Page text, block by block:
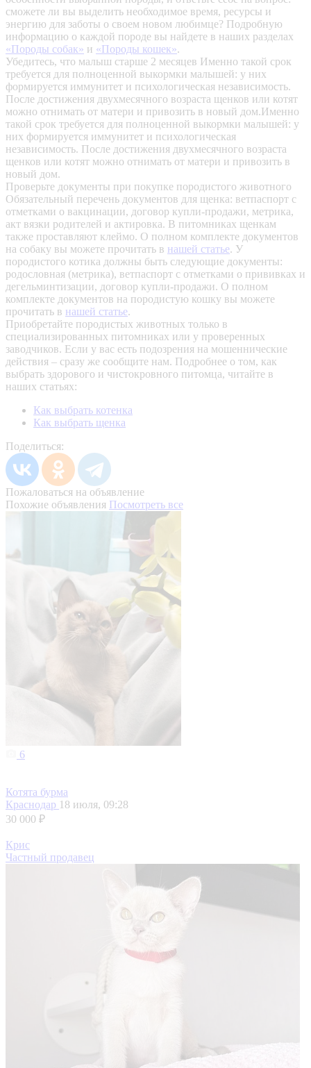
сможете ли вы выделить необходимое время, ресурсы и
энергию для заботы о своем новом любимце? Подробную
информацию о каждой породе вы найдете в наших разделах
«Породы собак» и «Породы кошек».
Убедитесь, что малыш старше 2 месяцев Именно такой срок
требуется для полноценной выкормки малышей: у них
формируется иммунитет и психологическая независимость.
После достижения двухмесячного возраста щенков или котят
можно отнимать от матери и привозить в новый дом.Именно
такой срок требуется для полноценной выкормки малышей: у
них формируется иммунитет и психологическая
независимость. После достижения двухмесячного возраста
щенков или котят можно отнимать от матери и привозить в
новый дом.
Проверьте документы при покупке породистого животного
Обязательный перечень документов для щенка: ветпаспорт с
отметками о вакцинации, договор купли-продажи, метрика,
акт вязки родителей и актировка. В питомниках щенкам
также проставляют клеймо. О полном комплекте документов
на собаку вы можете прочитать в нашей статье. У
породистого котика должны быть следующие документы:
родословная (метрика), ветпаспорт с отметками о прививках и
дегельминтизации, договор купли-продажи. О полном
комплекте документов на породистую кошку вы можете
прочитать в нашей статье.
Приобретайте породистых животных только в
специализированных питомниках или у проверенных
заводчиков. Если у вас есть подозрения на мошеннические
действия – сразу же сообщите нам. Подробнее о том, как
выбрать здорового и чистокровного питомца, читайте в
наших статьях:
Как выбрать котенка
Как выбрать щенка
Поделиться:
Пожаловаться на объявление
Похожие объявления Посмотреть все
6
Котята бурма
Краснодар 18 июля, 09:28
30 000 ₽
Крис
Частный продавец